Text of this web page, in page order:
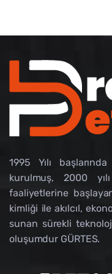
1995 Yılı
kurulmuş, 2000
faaliyetlerine
kimliği ile akılcıl,
sunan sürekli
oluşumdur GÜRTES.